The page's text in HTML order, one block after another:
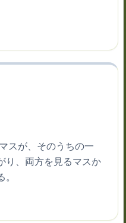
スが、そのうちの一
り、両方を見るマスか